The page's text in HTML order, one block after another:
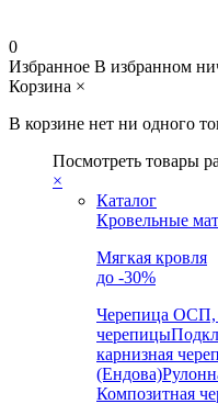
0
Избранное В избранном
Корзина ×
В корзине нет ни одного
Посмотреть товары
×
Каталог
Кровельные
Мягкая кровля
до -30%
Черепица ОСП,
черепицы
карнизная
(Ендова)
Композитная